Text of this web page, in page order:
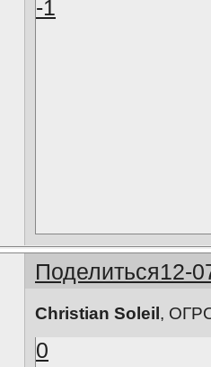
-1
Поделиться12-
Christian Soleil ,
0